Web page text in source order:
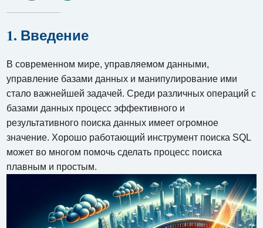
1. Введение
В современном мире, управляемом данными,
управление базами данных и манипулирование ими
стало важнейшей задачей. Среди различных операций с
базами данных процесс эффективного и
результативного поиска данных имеет огромное
значение. Хорошо работающий инструмент поиска SQL
может во многом помочь сделать процесс поиска
плавным и простым.